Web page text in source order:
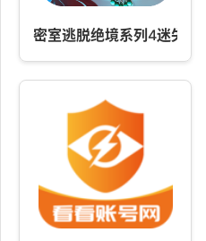
密室逃脱绝境系列4迷失森林